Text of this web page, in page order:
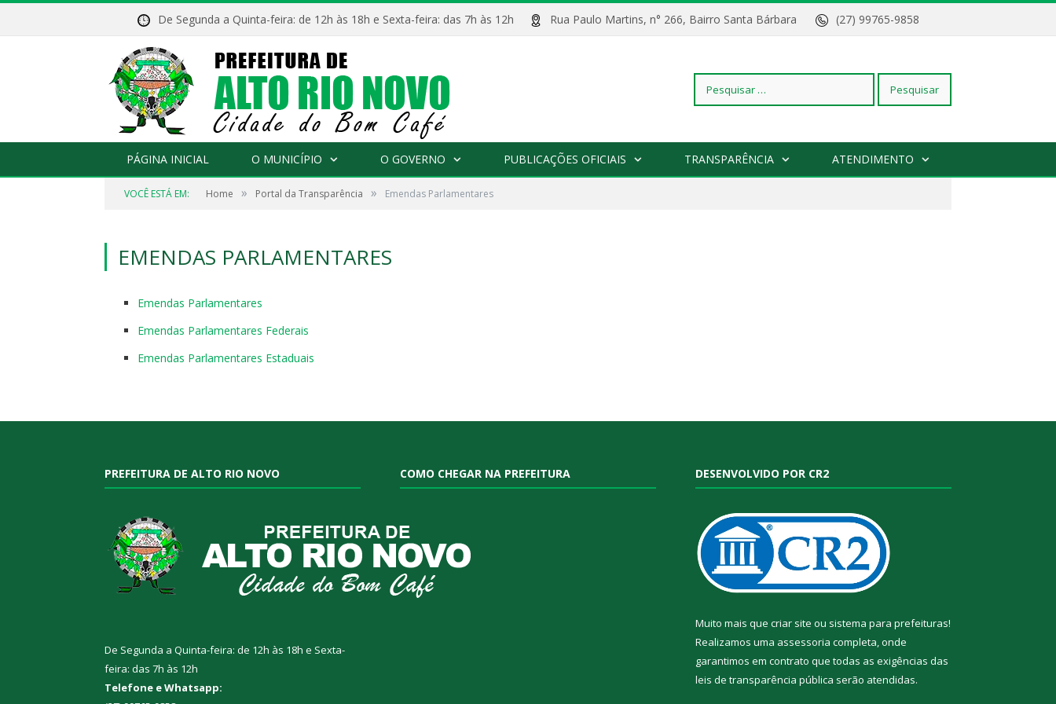
De Segunda a Quinta-feira: de 12h às 18h e Sexta-feira: das 7h às 12h Rua Paulo Martins, n° 266, Bairro Santa Bárbara (27) 99765-9858
Pesquisar
PÁGINA INICIAL O MUNICÍPIO O GOVERNO PUBLICAÇÕES OFICIAIS TRANSPARÊNCIA ATENDIMENTO
VOCÊ ESTÁ EM: Home » Portal da Transparência » Emendas Parlamentares
EMENDAS PARLAMENTARES
Emendas Parlamentares
Emendas Parlamentares Federais
Emendas Parlamentares Estaduais
PREFEITURA DE ALTO RIO NOVO
De Segunda a Quinta-feira: de 12h às 18h e Sexta-
feira: das 7h às 12h
Telefone e Whatsapp:
COMO CHEGAR NA PREFEITURA DESENVOLVIDO POR CR2
Muito mais que criar site ou sistema para prefeituras!
Realizamos uma assessoria completa, onde
garantimos em contrato que todas as exigências das
leis de transparência pública serão atendidas.